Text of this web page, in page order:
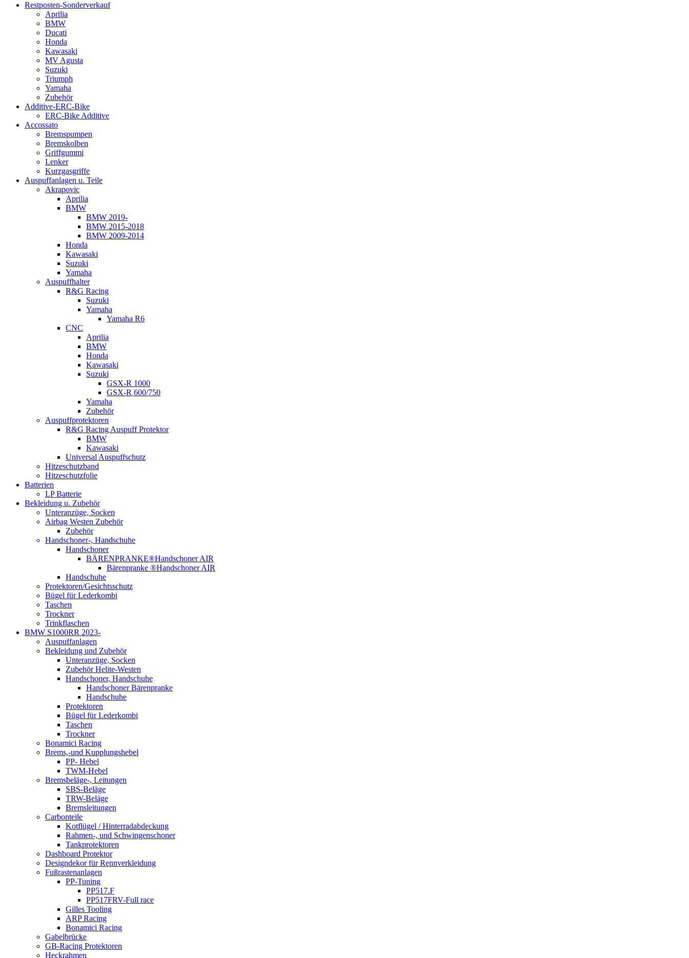
Restposten-Sonderverkauf
Aprilia
BMW
Ducati
Honda
Kawasaki
MV Agusta
Suzuki
Triumph
Yamaha
Zubehör
Additive-ERC-Bike
ERC-Bike Additive
Accossato
Bremspumpen
Bremskolben
Griffgummi
Lenker
Kurzgasgriffe
Auspuffanlagen u. Teile
Akrapovic
Aprilia
BMW
BMW 2019-
BMW 2015-2018
BMW 2009-2014
Honda
Kawasaki
Suzuki
Yamaha
Auspuffhalter
R&G Racing
Suzuki
Yamaha
Yamaha R6
CNC
Aprilia
BMW
Honda
Kawasaki
Suzuki
GSX-R 1000
GSX-R 600/750
Yamaha
Zubehör
Auspuffprotektoren
R&G Racing Auspuff Protektor
BMW
Kawasaki
Universal Auspuffschutz
Hitzeschutzband
Hitzeschutzfolie
Batterien
LP Batterie
Bekleidung u. Zubehör
Unteranzüge, Socken
Airbag Westen Zubehör
Zubehör
Handschoner-, Handschuhe
Handschoner
BÄRENPRANKE®Handschoner AIR
Bärenpranke ®Handschoner AIR
Handschuhe
Protektoren/Gesichtsschutz
Bügel für Lederkombi
Taschen
Trockner
Trinkflaschen
BMW S1000RR 2023-
Auspuffanlagen
Bekleidung und Zubehör
Unteranzüge, Socken
Zubehör Helite-Westen
Handschoner, Handschuhe
Handschoner Bärenpranke
Handschuhe
Protektoren
Bügel für Lederkombi
Taschen
Trockner
Bonamici Racing
Brems,-und Kupplungshebel
PP- Hebel
TWM-Hebel
Bremsbeläge-, Leitungen
SBS-Beläge
TRW-Beläge
Bremsleitungen
Carbonteile
Kotflügel / Hinterradabdeckung
Rahmen-, und Schwingenschoner
Tankprotektoren
Dashboard Protektor
Designdekor für Rennverkleidung
Fußrastenanlagen
PP-Tuning
PP517.F
PP517FRV-Full race
Gilles Tooling
ARP Racing
Bonamici Racing
Gabelbrücke
GB-Racing Protektoren
Heckrahmen